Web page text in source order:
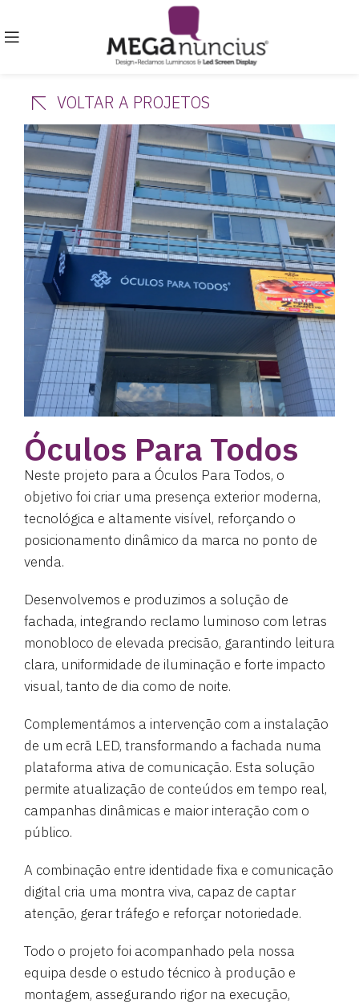
VOLTAR A PROJETOS
Óculos Para Todos
Neste projeto para a Óculos Para Todos, o
objetivo foi criar uma presença exterior moderna,
tecnológica e altamente visível, reforçando o
posicionamento dinâmico da marca no ponto de
venda.
Desenvolvemos e produzimos a solução de
fachada, integrando reclamo luminoso com letras
monobloco de elevada precisão, garantindo leitura
clara, uniformidade de iluminação e forte impacto
visual, tanto de dia como de noite.
Complementámos a intervenção com a instalação
de um ecrã LED, transformando a fachada numa
plataforma ativa de comunicação. Esta solução
permite atualização de conteúdos em tempo real,
campanhas dinâmicas e maior interação com o
público.
A combinação entre identidade fixa e comunicação
digital cria uma montra viva, capaz de captar
atenção, gerar tráfego e reforçar notoriedade.
Todo o projeto foi acompanhado pela nossa
equipa desde o estudo técnico à produção e
montagem, assegurando rigor na execução,